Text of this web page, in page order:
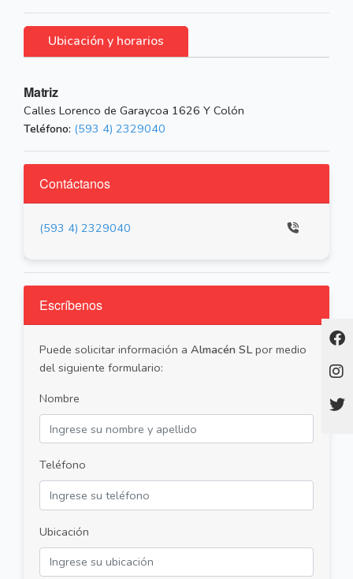
Ubicación y horarios
Matriz
Calles Lorenco de Garaycoa 1626 Y Colón
Teléfono: (593 4) 2329040
Contáctanos
(593 4) 2329040
Escríbenos
Puede solicitar información a Almacén SLpor medio
del siguiente formulario:
Nombre
Teléfono
Ubicación